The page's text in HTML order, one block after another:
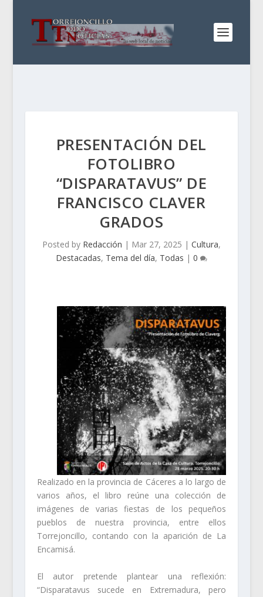
PRESENTACIÓN DEL
FOTOLIBRO
“DISPARATAVUS” DE
FRANCISCO CLAVER
GRADOS
Posted by Redacción | Mar 27, 2025 | Cultura,
Destacadas, Tema del día, Todas | 0
Realizado en la provincia de Cáceres a lo largo de
varios años, el libro reúne una colección de
imágenes de varias fiestas de los pequeños
pueblos de nuestra provincia, entre ellos
Torrejoncillo, contando con la aparición de La
Encamisá.
El autor pretende plantear una reflexión:
“Disparatavus sucede en Extremadura, pero